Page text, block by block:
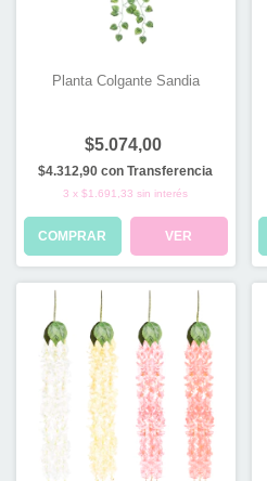
Planta Colgante Sandia
$5.074,00
$4.312,90con Transferencia
3 x$1.691,33 sin interés
COMPRAR VER